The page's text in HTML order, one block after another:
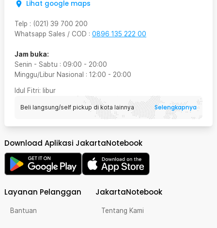
Lihat google maps
Telp : (021) 39 700 200
Whatsapp Sales / COD : 0896 135 222 00
Jam buka:
Senin - Sabtu : 09:00 - 20:00
Minggu/Libur Nasional : 12:00 - 20:00
Idul Fitri: libur
Beli langsung/self pickup di kota lainnya Selengkapnya
Download Aplikasi JakartaNotebook
Layanan Pelanggan
Bantuan
JakartaNotebook
Tentang Kami